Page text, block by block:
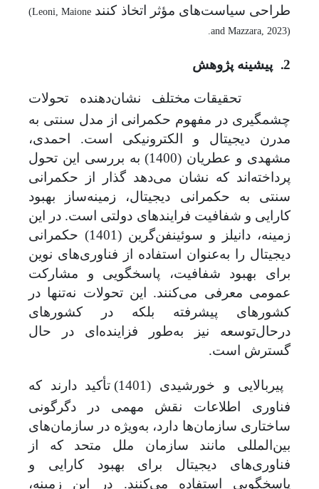
طراحی سیاست‌های مؤثر اتخاذ کنند (Leoni, Maione
and Mazzara, 2023)
.
2. پیشینه پژوهش
تحقیقات مختلف نشان‌دهنده تحولات
چشمگیری در مفهوم حکمرانی از مدل سنتی به
مدرن دیجیتال و الکترونیکی است. احمدی،
مشهدی و عطریان (1400) به بررسی این تحول
پرداخته‌اند که نشان می‌دهد گذار از حکمرانی
سنتی به حکمرانی دیجیتال، زمینه‌ساز بهبود
کارایی و شفافیت فرایندهای دولتی است. در این
زمینه، دانیلز و سوئینفن‌گرین (1401) حکمرانی
دیجیتال را به‌عنوان استفاده از فناوری‌های نوین
برای بهبود شفافیت، پاسخگویی و مشارکت
عمومی معرفی می‌کنند. این تحولات نه‌تنها در
کشورهای پیشرفته بلکه در کشورهای
درحال‌توسعه نیز به‌طور فزاینده‌ای در حال
گسترش است.
پیربالایی و خورشیدی (1401) تأکید دارند که
فناوری اطلاعات نقش مهمی در دگرگونی
ساختاری سازمان‌ها دارد، به‌ویژه در سازمان‌های
بین‌المللی مانند سازمان ملل متحد که از
فناوری‌های دیجیتال برای بهبود کارایی و
پاسخگویی استفاده می‌کنند. در این زمینه،